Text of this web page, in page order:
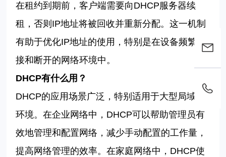
在租约到期前，客户端需要向 DHCP服务器续
租，否则 IP地址将被回收并重新分配。这一机制
有助于优化IP地址的使用，特别是在设备频繁连
接和断开的网络环境中。
DHCP有什么用？
DHCP的应用场景广泛，特别适用于大型局域网
环境。在企业网络中， DHCP可以帮助管理员有
效地管理和配置网络，减少手动配置的工作量，
提高网络管理的效率。在家庭网络中， DHCP使